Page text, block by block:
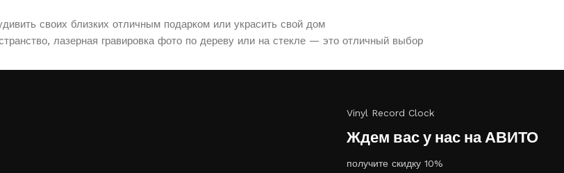
своих близких отличным подарком или украсить свой дом
лазерная гравировка фото по дереву или на стекле — это отличный выбор
Vinyl Record Clock
Ждем вас у нас на АВИТО
получите скидку 10%